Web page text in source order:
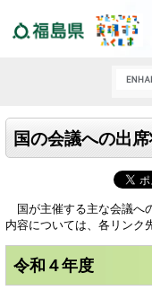
国の会議への出
国が主催する主な会議へ
内容については、各リンク
令和４年度